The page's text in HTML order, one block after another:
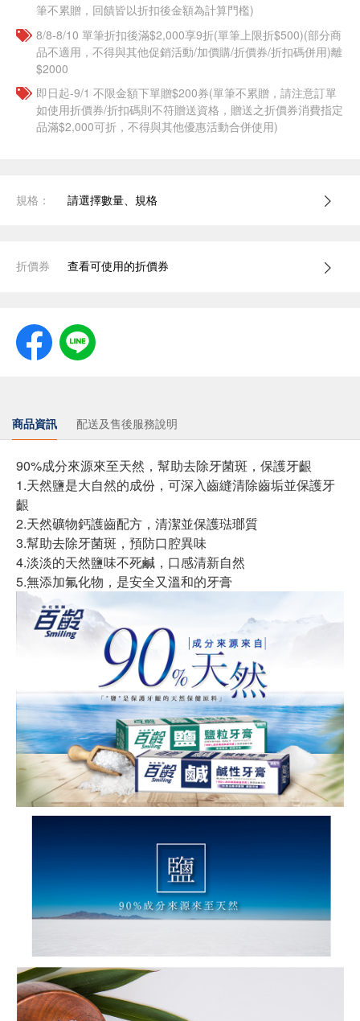
筆不累贈，回饋皆以折扣後金額為計算門檻)
8/8-8/10 單筆折扣後滿$2,000享9折(單筆上限折$500)(部分商
品不適用，不得與其他促銷活動/加價購/折價券/折扣碼併用)離
$2000
即日起-9/1 不限金額下單贈$200券(單筆不累贈，請注意訂單
如使用折價券/折扣碼則不符贈送資格，贈送之折價券消費指定
品滿$2,000可折，不得與其他優惠活動合併使用)
規格： 請選擇數量、規格
折價券 查看可使用的折價券
商品資訊 配送及售後服務說明
90%成分來源來至天然，幫助去除牙菌斑，保護牙齦
1.天然鹽是大自然的成份，可深入齒縫清除齒垢並保護牙
齦
2.天然礦物鈣護齒配方，清潔並保護琺瑯質
3.幫助去除牙菌斑，預防口腔異味
4.淡淡的天然鹽味不死鹹，口感清新自然
5.無添加氟化物，是安全又溫和的牙膏